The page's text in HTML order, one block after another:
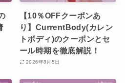
【10％OFFクーポンあ
り】CurrentBody(カレン
トボディ)のクーポンとセ
ール時期を徹底解説！
2026年8月5日